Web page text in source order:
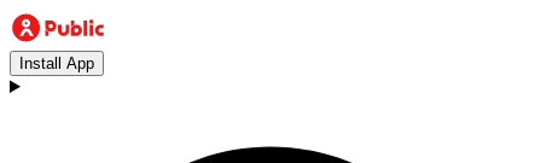
Install App